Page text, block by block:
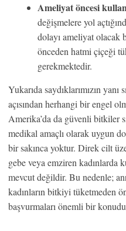
Ameliyat öncesi
değişmelere yol
dolayı ameliyat olacak
önceden hatmi çiçeği
gerekmektedir.
Yukarıda saydıklarımızın yanı
açısından herhangi bir engel
Amerika’da da güvenli bitkiler
medikal amaçlı olarak uygun
bir sakınca yoktur. Direk cilt
gebe veya emziren kadınlarda
mevcut değildir. Bu nedenle;
kadınların bitkiyi tüketmeden
başvurmaları önemli bir